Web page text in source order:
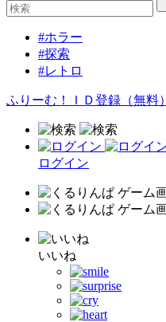
#ホラー
#探索
#レトロ
ふりーむ！ＩＤ登録（無料）
ログイン
いいね